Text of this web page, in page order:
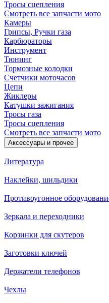
Тросы сцепления
Смотреть все запчасти мото
Камеры
Грипсы, Ручки газа
Карбюраторы
Инструмент
Тюнинг
Тормозные колодки
Счетчики моточасов
Цепи
Жиклеры
Катушки зажигания
Тросы газа
Тросы сцепления
Смотреть все запчасти мото
Аксессуары и прочее
Литература
Наклейки, шильдики
Противоугонное
Зеркала и переходники
Корзинки для скутеров
Заготовки ключей
Держатели телефонов
Чехлы